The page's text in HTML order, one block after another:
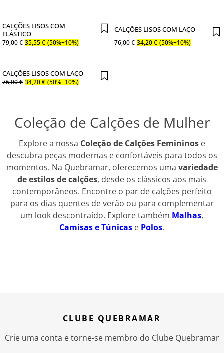
CALÇÕES LISOS COM
ELÁSTICO
79,00€ 35,55€ (50%+10%)
CALÇÕES LISOS COM LAÇO
76,00€ 34,20€ (50%+10%)
CALÇÕES LISOS COM LAÇO
76,00€ 34,20€ (50%+10%)
Coleção de Calções de Mulher
Explore a nossa Coleção de Calções Femininose
descubra peças modernas e confortáveis para todos os
momentos. Na Quebramar, oferecemos uma variedade
de estilos de calções, desde os clássicos aos mais
contemporâneos. Encontre o par de calções perfeito
para os dias quentes de verão ou para complementar
um look descontraído. Explore também Malhas,
Camisas e Túnicas e Polos.
CLUBE QUEBRAMAR
Crie uma conta e torne-se membro do Clube Quebramar